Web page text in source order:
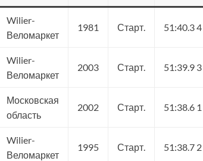
Wilier-
Веломаркет
1981 Старт. 51:40.3 4
Wilier-
Веломаркет
2003 Старт. 51:39.9 3
Московская
область
2002 Старт. 51:38.6 1
Wilier-
Веломаркет
1995 Старт. 51:38.7 2